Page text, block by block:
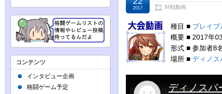
対戦動画
2017
種目 ■ ブレイ
概要 ■ 2017年
形式 ■ 参加者8
場所 ■ ディノス
コンテンツ
インタビュー企画
格闘ゲーム予定